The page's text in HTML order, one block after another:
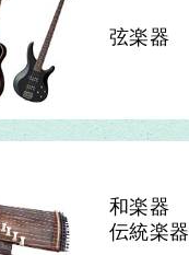
弦楽器
和楽器
伝統楽器